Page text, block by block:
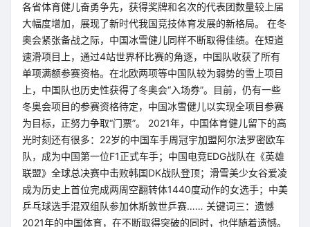
各省体育健儿奋勇争先，获得奖牌和名次的代表团数量较上届
大幅度增加，展现了新时代我国竞技体育发展的新格局。 在冬
奥会紧张备战之际，中国冰雪健儿同样不断取得佳绩。在短道
速滑项目上，通过4站世界杯比赛的角逐，中国队收获了所有
单项满额参赛资格。在北欧两项等中国队较为弱势的雪上项目
上，中国队也历史性获得了冬奥会“入场券”。目前，仍有一些
冬奥会项目的参赛资格待定，中国冰雪健儿以实现全项目参赛
为目标，正努力争取“门票”。 2021年，中国体育健儿留下的高
光时刻还有很多：22岁的中国车手周冠宇加盟阿尔法罗密欧车
队，成为中国第一位F1正式车手；中国电竞EDG战队在《英雄
联盟》全球总决赛中击败韩国DK战队登顶；滑雪美少女谷爱凌
成为历史上首位完成两周空翻转体1440度动作的女选手；中美
乒乓球选手混双组队参加休斯敦世乒赛…… 关键词三：遗憾
2021年的中国体育，在不断取得突破的同时，也伴随着遗憾。